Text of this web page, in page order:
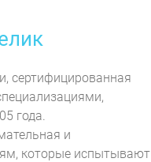
сертифицированная
года.
и
которые испытывают